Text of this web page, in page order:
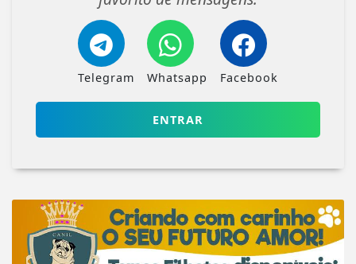
Telegram Whatsapp Facebook
ENTRAR